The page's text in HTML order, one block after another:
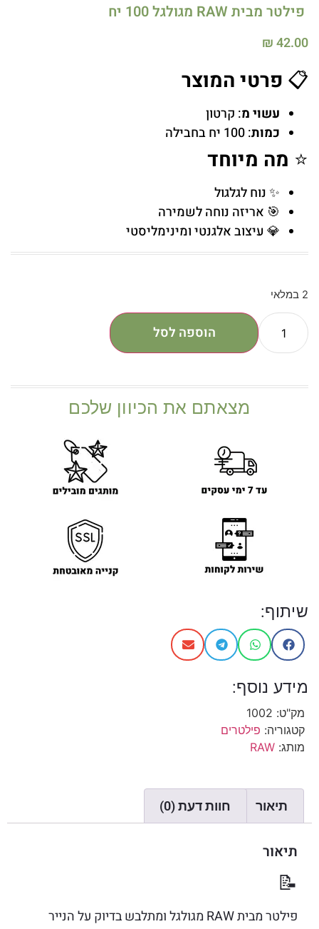
פילטר מבית RAW מגולגל 100 יח
₪42.00
📋 פרטי המוצר
עשוי מ: קרטון
כמות: 100 יח בחבילה
⭐ מה מיוחד
✨ נוח לגלגול
🎯 אריזה נוחה לשמירה
💎 עיצוב אלגנטי ומינימליסטי
2 במלאי
הוספה לסל
מצאתם את הכיוון שלכם
שיתוף:
מידע נוסף:
מק"ט: 1002
קטגוריה: פילטרים
מותג: RAW
תיאור חוות דעת (0)
תיאור
📝
פילטר מבית RAW מגולגל ומתלבש בדיוק על הנייר